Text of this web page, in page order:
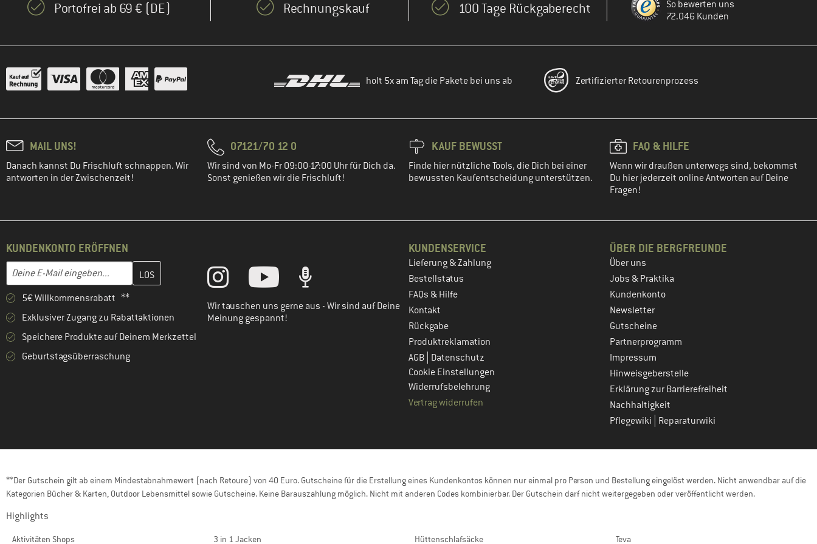
Portofrei ab 69 € (DE) Rechnungskauf 100 Tage Rückgaberecht
So bewerten uns
72.046 Kunden
holt 5x am Tag die Pakete bei uns ab Zertifizierter Retourenprozess
MAIL UNS!
Danach kannst Du Frischluft schnappen. Wir
antworten in der Zwischenzeit!
07121/70 12 0
Wir sind von Mo-Fr 09:00-17:00 Uhr für Dich da.
Sonst genießen wir die Frischluft!
KAUF BEWUSST
Finde hier nützliche Tools, die Dich bei einer
bewussten Kaufentscheidung unterstützen.
FAQ & HILFE
Wenn wir draußen unterwegs sind, bekommst
Du hier jederzeit online Antworten auf Deine
Fragen!
KUNDENKONTO ERÖFFNEN
E-Mail-Adresse
Gib hier deine E-Mail-Adresse ein und erstelle im nächsten Schritt dein Kundenkonto
5€ Willkommensrabatt **
Exklusiver Zugang zu Rabattaktionen
Speichere Produkte auf Deinem Merkzettel
Geburtstagsüberraschung
Wir tauschen uns gerne aus - Wir sind auf Deine
Meinung gespannt!
KUNDENSERVICE
Lieferung & Zahlung
Bestellstatus
FAQs & Hilfe
Kontakt
Rückgabe
Produktreklamation
AGB Datenschutz
Cookie Einstellungen
Widerrufsbelehrung
Vertrag widerrufen
ÜBER DIE BERGFREUNDE
Über uns
Jobs & Praktika
Kundenkonto
Newsletter
Gutscheine
Partnerprogramm
Impressum
Hinweisgeberstelle
Erklärung zur Barrierefreiheit
Nachhaltigkeit
Pflegewiki
Reparaturwiki
**Der Gutschein gilt ab einem Mindestabnahmewert (nach Retoure) von 40 Euro. Gutscheine für die Erstellung eines Kundenkontos können nur einmal pro Person und Bestellung eingelöst werden. Nicht anwendbar auf die
Kategorien Bücher & Karten, Outdoor Lebensmittel sowie Gutscheine. Keine Barauszahlung möglich. Nicht mit anderen Codes kombinierbar. Der Gutschein darf nicht weitergegeben oder veröffentlicht werden.
Highlights
Aktivitäten Shops
3 in 1 Jacken
Hüttenschlafsäcke
Teva